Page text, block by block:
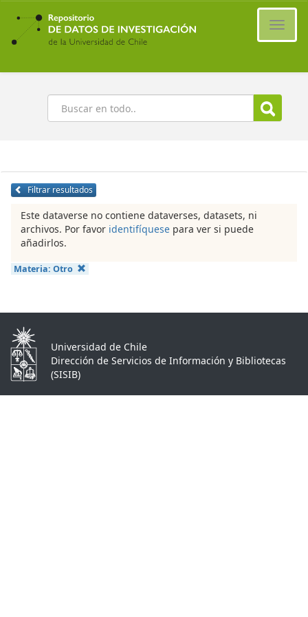
Ir
contenido
principal
Buscar
Filtrar resultados
Este dataverse no contiene dataverses, datasets, ni
archivos. Por favor identifíquese para ver si puede
añadirlos.
Materia: Otro
Universidad de Chile
Dirección de Servicios de Información y Bibliotecas
(SISIB)